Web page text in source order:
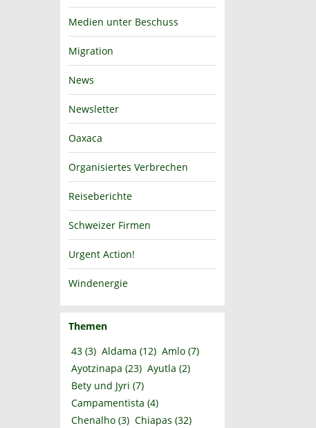
Medien unter Beschuss
Migration
News
Newsletter
Oaxaca
Organisiertes Verbrechen
Reiseberichte
Schweizer Firmen
Urgent Action!
Windenergie
Themen
43 (3) Aldama (12) Amlo (7)
Ayotzinapa (23) Ayutla (2)
Bety und Jyri (7)
Campamentista (4)
Chenalho (3) Chiapas (32)